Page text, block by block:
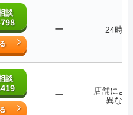
談
ー 24時間
談
ー
店舗によ
異なる